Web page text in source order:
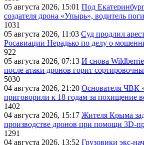
05 августа 2026, 15:01 Под
создателя дрона «Упырь», водитель
1031
05 августа 2026, 11:03 Суд продлил
Росавиации Нерадько по делу о
922
05 августа 2026, 07:13 И снова
после атаки дронов горит
5030
04 августа 2026, 21:20 Основателя ЧВК
приговорили к 18 годам за похищение
1402
04 августа 2026, 15:17 Жителя Крыма
производстве дронов при помощи
1291
04 августа 2026, 13:52 Грузовики экс-